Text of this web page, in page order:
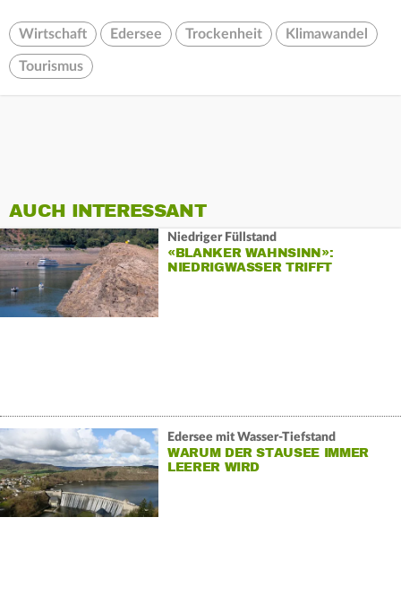
Wirtschaft Edersee Trockenheit Klimawandel
Tourismus
AUCH INTERESSANT
Niedriger Füllstand
«BLANKER WAHNSINN»:
NIEDRIGWASSER TRIFFT
Edersee mit Wasser-Tiefstand
WARUM DER STAUSEE IMMER
LEERER WIRD